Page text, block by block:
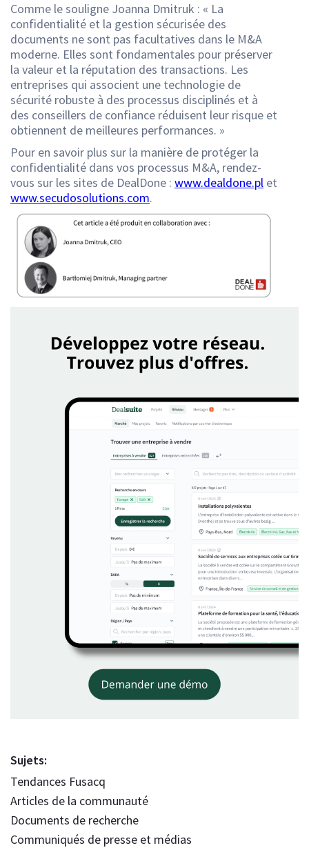
Sujets:
Tendances Fusacq
Articles de la communauté
Documents de recherche
Communiqués de presse et médias
Comme le souligne Joanna Dmitruk : « La
confidentialité et la gestion sécurisée des
documents ne sont pas facultatives dans le M&A
moderne. Elles sont fondamentales pour préserver
la valeur et la réputation des transactions. Les
entreprises qui associent une technologie de
sécurité robuste à des processus disciplinés et à
des conseillers de confiance réduisent leur risque et
obtiennent de meilleures performances. »
Pour en savoir plus sur la manière de protéger la
confidentialité dans vos processus M&A, rendez-
vous sur les sites de DealDone : www.dealdone.pl et
www.secudosolutions.com.